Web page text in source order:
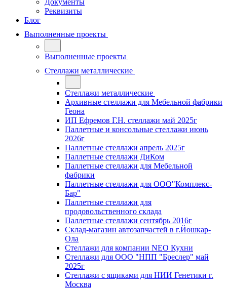
Документы
Реквизиты
Блог
Выполненные проекты
Выполненные проекты
Стеллажи металлические
Стеллажи металлические
Архивные стеллажи для Мебельной фабрики
Геона
ИП Ефремов Г.Н. стеллажи май 2025г
Паллетные и консольные стеллажи июнь
2026г
Паллетные стеллажи апрель 2025г
Паллетные стеллажи ДиКом
Паллетные стеллажи для Мебельной
фабрики
Паллетные стеллажи для ООО"Комплекс-
Бар"
Паллетные стеллажи для
продовольственного склада
Паллетные стеллажи сентябрь 2016г
Склад-магазин автозапчастей в г.Йошкар-
Ола
Стеллажи для компании NEO Кухни
Стеллажи для ООО "НПП "Бреслер" май
2025г
Стеллажи с ящиками для НИИ Генетики г.
Москва